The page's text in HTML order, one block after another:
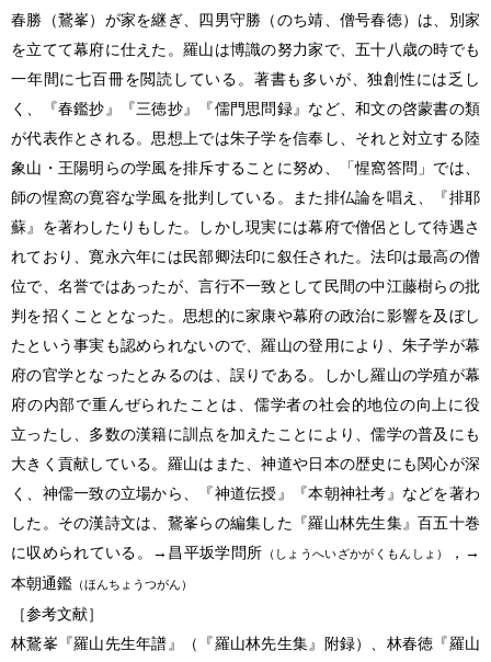
春勝（鵞峯）が家を継ぎ、四男守勝（のち靖、僧号春徳）は、別家
を立てて幕府に仕えた。羅山は博識の努力家で、五十八歳の時でも
一年間に七百冊を閲読している。著書も多いが、独創性には乏し
く、『春鑑抄』『三徳抄』『儒門思問録』など、和文の啓蒙書の類
が代表作とされる。思想上では朱子学を信奉し、それと対立する陸
象山・王陽明らの学風を排斥することに努め、「惺窩答問」では、
師の惺窩の寛容な学風を批判している。また排仏論を唱え、『排耶
蘇』を著わしたりもした。しかし現実には幕府で僧侶として待遇さ
れており、寛永六年には民部卿法印に叙任された。法印は最高の僧
位で、名誉ではあったが、言行不一致として民間の中江藤樹らの批
判を招くこととなった。思想的に家康や幕府の政治に影響を及ぼし
たという事実も認められないので、羅山の登用により、朱子学が幕
府の官学となったとみるのは、誤りである。しかし羅山の学殖が幕
府の内部で重んぜられたことは、儒学者の社会的地位の向上に役
立ったし、多数の漢籍に訓点を加えたことにより、儒学の普及にも
大きく貢献している。羅山はまた、神道や日本の歴史にも関心が深
く、神儒一致の立場から、『神道伝授』『本朝神社考』などを著わ
した。その漢詩文は、鵞峯らの編集した『羅山林先生集』百五十巻
に収められている。→昌平坂学問所 （しょうへいざかがくもんしょ）
，→
本朝通鑑 （ほんちょうつがん）
［参考文献］
林鵞峯『羅山先生年譜』（『羅山林先生集』附録）、林春徳『羅山